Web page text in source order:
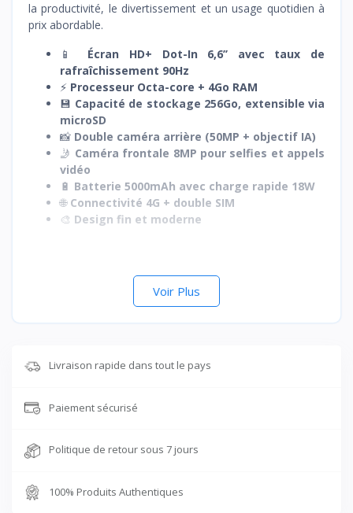
la productivité, le divertissement et un usage quotidien à
prix abordable.
📱 Écran HD+ Dot-In 6,6’’ avec taux de
rafraîchissement 90Hz
⚡ Processeur Octa-core + 4Go RAM
💾 Capacité de stockage 256Go, extensible via
microSD
📸 Double caméra arrière (50MP + objectif IA)
🤳 Caméra frontale 8MP pour selfies et appels
vidéo
🔋 Batterie 5000mAh avec charge rapide 18W
🌐 Connectivité 4G + double SIM
🎨 Design fin et moderne
Voir Plus
Livraison rapide dans tout le pays
Paiement sécurisé
Politique de retour sous 7 jours
100% Produits Authentiques